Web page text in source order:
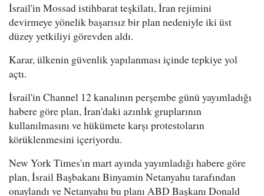
İsrail'in Mossad istihbarat teşkilatı, İran rejimini
devirmeye yönelik başarısız bir plan nedeniyle iki üst
düzey yetkiliyi görevden aldı.
Karar, ülkenin güvenlik yapılanması içinde tepkiye yol
açtı.
İsrail'in Channel 12 kanalının perşembe günü yayımladığı
habere göre plan, İran'daki azınlık gruplarının
kullanılmasını ve hükümete karşı protestoların
körüklenmesini içeriyordu.
New York Times'ın mart ayında yayımladığı habere göre
plan, İsrail Başbakanı Binyamin Netanyahu tarafından
onaylandı ve Netanyahu bu planı ABD Başkanı Donald